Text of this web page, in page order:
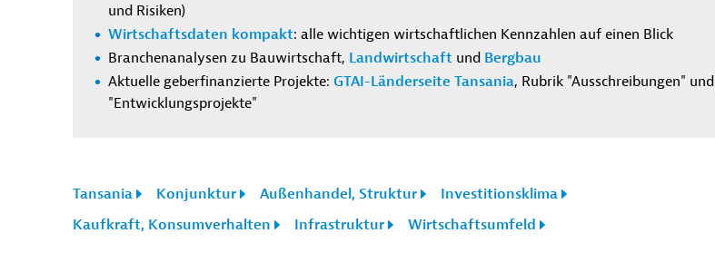
und Risiken)
Wirtschaftsdaten kompakt: alle wichtigen wirtschaftlichen Kennzahlen auf einen Blick
Branchenanalysen zu Bauwirtschaft, Landwirtschaft und Bergbau
Aktuelle geberfinanzierte Projekte: GTAI-Länderseite Tansania, Rubrik "Ausschreibungen" und
"Entwicklungsprojekte"
Tansania Konjunktur Außenhandel, Struktur
Investitionsklima
Kaufkraft, Konsumverhalten
Infrastruktur Wirtschaftsumfeld